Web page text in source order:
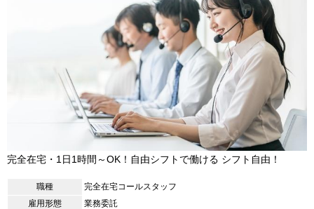
完全在宅・1日1時間～OK！自由シフトで働ける シフト自由！
職種
完全在宅コールスタッフ
雇用形態
業務委託